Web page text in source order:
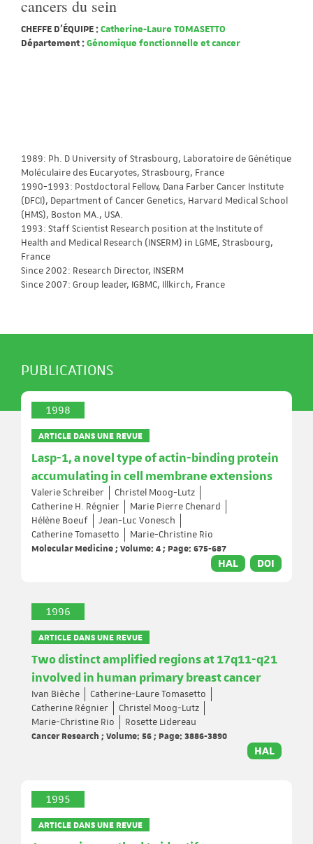
cancers du sein
CHEFFE D'ÉQUIPE :Catherine-Laure TOMASETTO
Département :Génomique fonctionnelle et cancer
1989: Ph. D University of Strasbourg, Laboratoire de Génétique
Moléculaire des Eucaryotes, Strasbourg, France
1990-1993: Postdoctoral Fellow, Dana Farber Cancer Institute
(DFCI), Department of Cancer Genetics, Harvard Medical School
(HMS), Boston MA., USA.
1993: Staff Scientist Research position at the Institute of
Health and Medical Research (INSERM) in LGME, Strasbourg,
France
Since 2002: Research Director, INSERM
Since 2007: Group leader, IGBMC, Illkirch, France
PUBLICATIONS
1998
ARTICLE DANS UNE REVUE
Lasp-1, a novel type of actin-binding protein
accumulating in cell membrane extensions
Valerie Schreiber
Christel Moog-Lutz
Catherine H. Régnier
Marie Pierre Chenard
Hélène Boeuf
Jean-Luc Vonesch
Catherine Tomasetto
Marie-Christine Rio
Molecular Medicine ; Volume: 4 ; Page: 675-687
HAL DOI
1996
ARTICLE DANS UNE REVUE
Two distinct amplified regions at 17q11-q21
involved in human primary breast cancer
Ivan Bièche
Catherine-Laure Tomasetto
Catherine Régnier
Christel Moog-Lutz
Marie-Christine Rio
Rosette Lidereau
Cancer Research ; Volume: 56 ; Page: 3886-3890
HAL
1995
ARTICLE DANS UNE REVUE